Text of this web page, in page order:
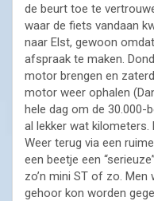
de beurt toe te
waar de fiets vandaan
naar Elst, gewoon
afspraak te maken.
motor brengen en
motor weer ophalen
hele dag om de 30.000-
al lekker wat kilometers.
Weer terug via een
een beetje een
zo’n mini ST of zo.
gehoor kon worden